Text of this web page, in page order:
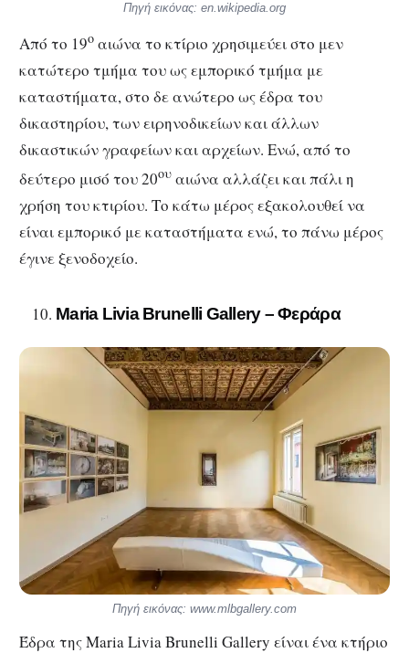
Πηγή εικόνας: en.wikipedia.org
Από το 19ο αιώνα το κτίριο χρησιμεύει στο μεν
κατώτερο τμήμα του ως εμπορικό τμήμα με
καταστήματα, στο δε ανώτερο ως έδρα του
δικαστηρίου, των ειρηνοδικείων και άλλων
δικαστικών γραφείων και αρχείων. Ενώ, από το
δεύτερο μισό του 20ου αιώνα αλλάζει και πάλι η
χρήση του κτιρίου. Το κάτω μέρος εξακολουθεί να
είναι εμπορικό με καταστήματα ενώ, το πάνω μέρος
έγινε ξενοδοχείο.
Maria Livia Brunelli Gallery – Φεράρα
Πηγή εικόνας: www.mlbgallery.com
Έδρα της Maria Livia Brunelli Gallery είναι ένα κτήριο